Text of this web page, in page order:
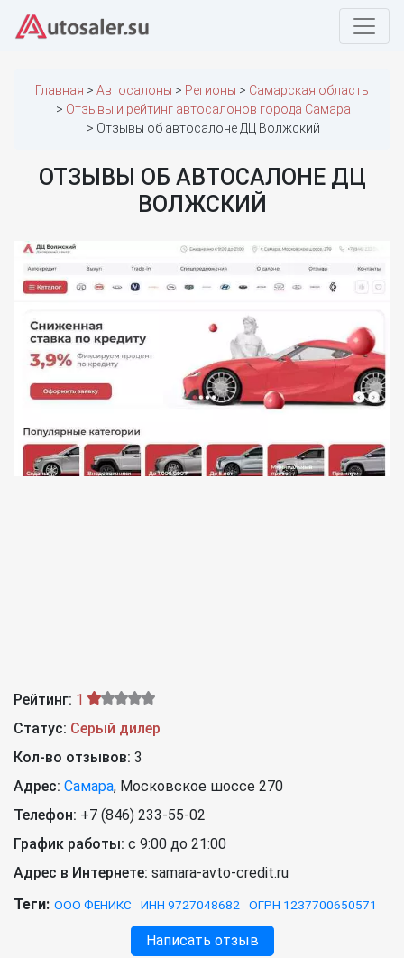
Главная Автосалоны Регионы
Самарская область
Отзывы и рейтинг автосалонов города Самара
Отзывы об автосалоне ДЦ Волжский
ОТЗЫВЫ ОБ АВТОСАЛОНЕ ДЦ
ВОЛЖСКИЙ
Рейтинг: 1
Статус: Серый дилер
Кол-во отзывов: 3
Адрес: Самара, Московское шоссе 270
Телефон: +7 (846) 233-55-02
График работы: с 9:00 до 21:00
Адрес в Интернете: samara-avto-credit.ru
Теги: ООО ФЕНИКС ИНН 9727048682 ОГРН 1237700650571
Написать отзыв